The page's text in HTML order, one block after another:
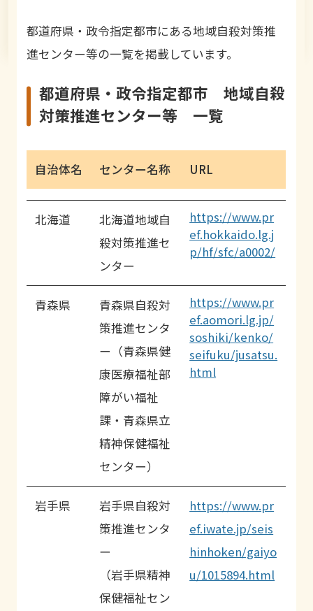
都道府県・政令指定都市にある地域自殺対策推
進センター等の一覧を掲載しています。
都道府県・政令指定都市 地域自殺
対策推進センター等 一覧
自治体名 センター名称 URL
北海道
北海道地域自
殺対策推進セ
ンター
https://www.pr
ef.hokkaido.lg.j
p/hf/sfc/a0002/
青森県
青森県自殺対
策推進センタ
ー（青森県健
康医療福祉部
障がい福祉
課・青森県立
精神保健福祉
センター）
https://www.pr
ef.aomori.lg.jp/
soshiki/kenko/
seifuku/jusatsu.
html
岩手県
岩手県自殺対
策推進センタ
ー
（岩手県精神
保健福祉セン
https://www.pr
ef.iwate.jp/seis
hinhoken/gaiyo
u/1015894.html